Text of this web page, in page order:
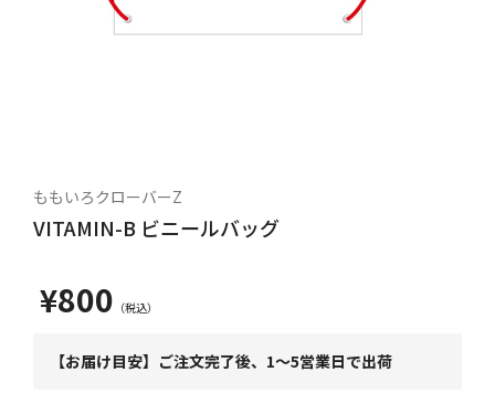
ももいろクローバーZ
VITAMIN-B ビニールバッグ
¥800
【お届け目安】ご注文完了後、1～5営業日で出荷